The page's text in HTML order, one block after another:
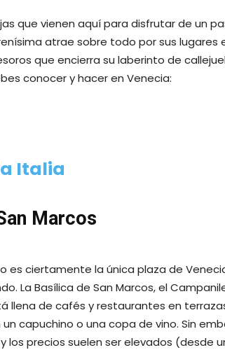
que vienen aquí para disfrutar de un
atrae sobre todo por sus lugares
que encierra su laberinto de
conocer y hacer en Venecia:
Italia
Marcos
es ciertamente la única plaza de
La Basílica de San Marcos, el
llena de cafés y restaurantes en
capuchino o una copa de vino. Sin
precios suelen ser elevados (desde